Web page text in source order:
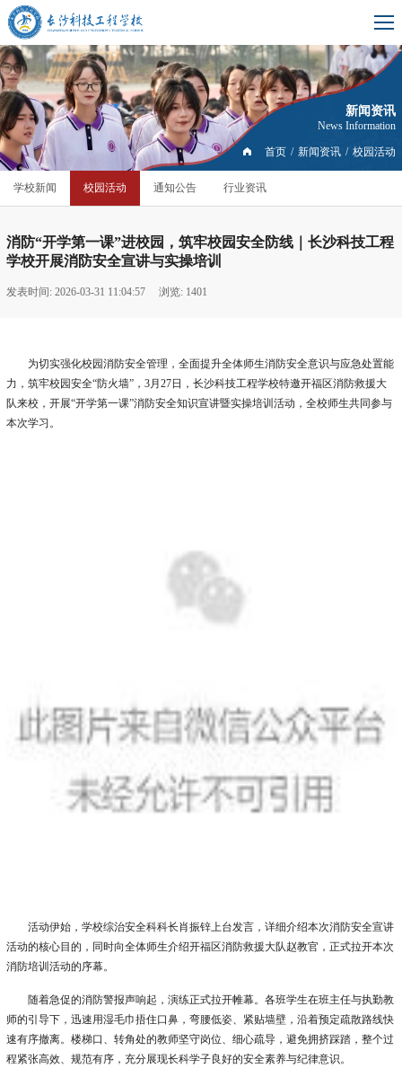
新闻资讯
News Information
首页 / 新闻资讯 / 校园活动
学校新闻 校园活动 通知公告 行业资讯
消防“开学第一课”进校园，筑牢校园安全防线｜长沙科技工程
学校开展消防安全宣讲与实操培训
发表时间: 2026-03-31 11:04:57 浏览: 1401
为切实强化校园消防安全管理，全面提升全体师生消防安全意识与应急处置能
力，筑牢校园安全“防火墙”，3月27日，长沙科技工程学校特邀开福区消防救援大
队来校，开展“开学第一课”消防安全知识宣讲暨实操培训活动，全校师生共同参与
本次学习。
活动伊始，学校综治安全科科长肖振锌上台发言，详细介绍本次消防安全宣讲
活动的核心目的，同时向全体师生介绍开福区消防救援大队赵教官，正式拉开本次
消防培训活动的序幕。
随着急促的消防警报声响起，演练正式拉开帷幕。各班学生在班主任与执勤教
师的引导下，迅速用湿毛巾捂住口鼻，弯腰低姿、紧贴墙壁，沿着预定疏散路线快
速有序撤离。楼梯口、转角处的教师坚守岗位、细心疏导，避免拥挤踩踏，整个过
程紧张高效、规范有序，充分展现长科学子良好的安全素养与纪律意识。